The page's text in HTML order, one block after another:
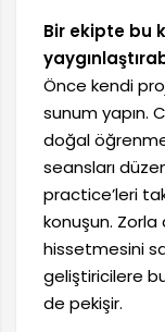
Bir ekipte bu
Önce kendi
sunum yapın.
doğal
seansları
practice’leri
konuşun.
hissetmesini
geliştiricilere
de pekişir.